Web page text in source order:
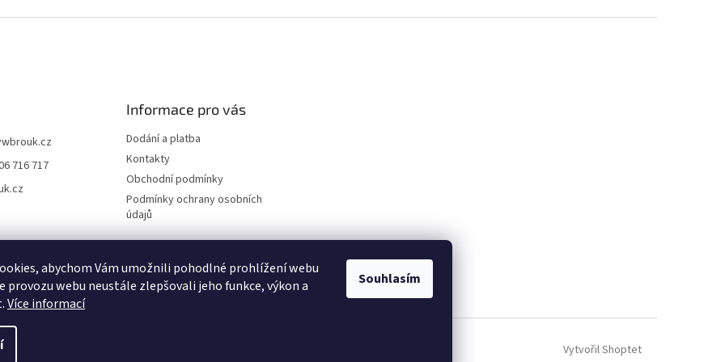
abychom Vám umožnili pohodlné prohlížení webu
provozu webu neustále zlepšovali jeho funkce, výkon a
Více informací
Souhlasím
716 717
Informace pro vás
Dodání a platba
Kontakty
Obchodní podmínky
Podmínky ochrany osobních
údajů
Vytvořil Shoptet